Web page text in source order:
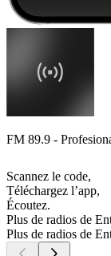
FM 89.9 -
Scannez le code,
Téléchargez l’app,
Écoutez.
Plus de radios de
Plus de radios de